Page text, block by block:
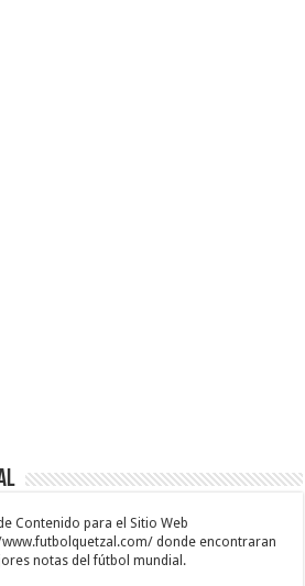
Contenido para el Sitio Web
donde encontraran
notas del fútbol mundial.